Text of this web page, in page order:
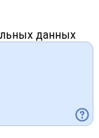
данных